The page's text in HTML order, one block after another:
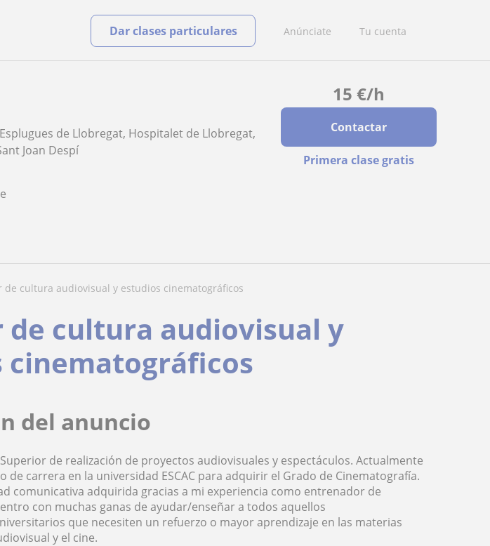
Anúnciate Tu cuenta
Dar clases particulares
15 €/h
Contactar
Primera clase gratis
de Llobregat, Hospitalet de Llobregat,
Joan Despí
de cultura audiovisual y estudios cinematográficos
de cultura audiovisual y
cinematográficos
del anuncio
de realización de proyectos audiovisuales y espectáculos. Actualmente
de carrera en la universidad ESCAC para adquirir el Grado de Cinematografía.
comunicativa adquirida gracias a mi experiencia como entrenador de
con muchas ganas de ayudar/enseñar a todos aquellos
que necesiten un refuerzo o mayor aprendizaje en las materias
y el cine.